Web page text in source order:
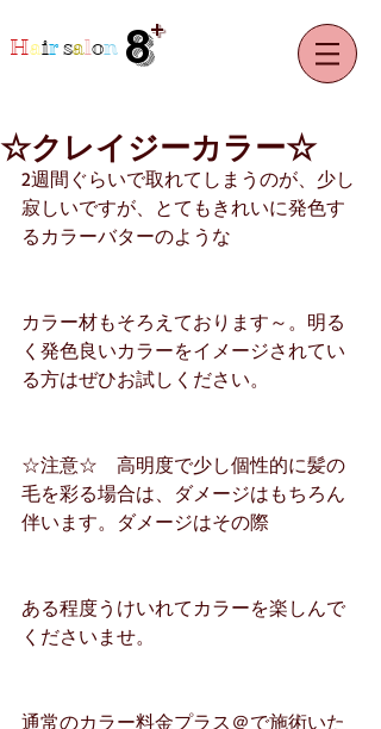
8
Hairsalon +
☆クレイジーカラー☆
2週間ぐらいで取れてしまうのが、少し
寂しいですが、とてもきれいに発色す
るカラーバターのような
カラー材もそろえております～。明る
く発色良いカラーをイメージされてい
る方はぜひお試しください。
☆注意☆　高明度で少し個性的に髪の
毛を彩る場合は、ダメージはもちろん
伴います。ダメージはその際
ある程度うけいれてカラーを楽しんで
くださいませ。
通常のカラー料金プラス＠で施術いた